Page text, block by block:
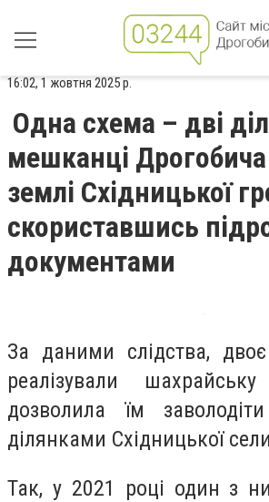
16:02, 1 жовтня 2025 р.
Одна схема – дві
мешканці
землі Східницької
скориставшись
документами
За даними слідства,
реалізували
дозволила їм
ділянками Східницької
Так, у 2021 році один з